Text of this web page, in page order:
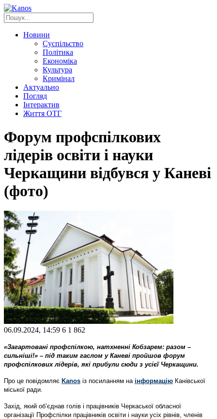
Новини
Суспільство
Політика
Економіка
Культура
Кримінал
Актуально
Погляд
Інтерактив
Життя ОТГ
Форум профспілкових
лідерів освіти і науки
Черкащини відбувся у Каневі
(фото)
06.09.2024, 14:59 6 1 862
«Загартовані профспілкою, натхненні Кобзарем: разом –
сильніші!» – під таким гаслом у Каневі пройшов форум
профспілкових лідерів, які прибули сюди з усієї Черкащини.
Про це повідомляє Kanos із посиланням на інформацію Канівської
міської ради.
Захід, який об’єднав голів і працівників Черкаської обласної
організації Профспілки працівників освіти і науки усіх рівнів, членів